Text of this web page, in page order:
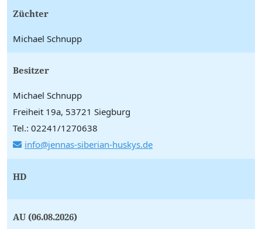
Züchter
Michael Schnupp
Besitzer
Michael Schnupp
Freiheit 19a, 53721 Siegburg
Tel.: 02241/1270638
info@jennas-siberian-huskys.de
HD
AU (06.08.2026)